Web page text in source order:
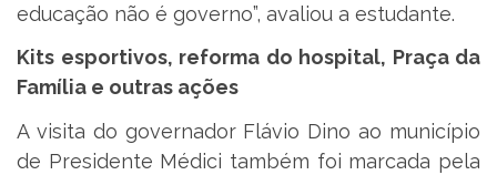
educação não é governo”, avaliou a estudante.
Kits esportivos, reforma do hospital, Praça da
Família e outras ações
A visita do governador Flávio Dino ao município
de Presidente Médici também foi marcada pela